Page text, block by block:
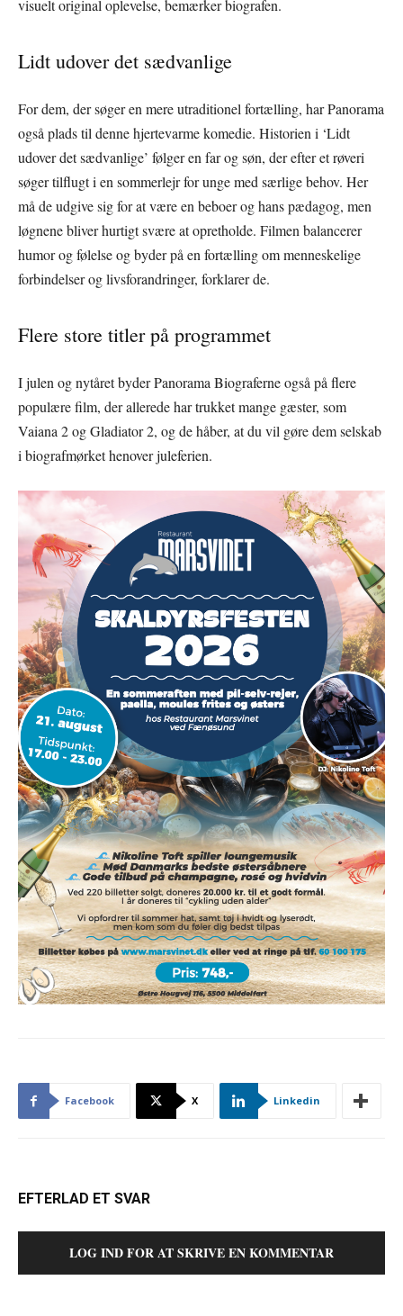
visuelt original oplevelse, bemærker biografen.
Lidt udover det sædvanlige
For dem, der søger en mere utraditionel fortælling, har Panorama
også plads til denne hjertevarme komedie. Historien i ‘Lidt
udover det sædvanlige’ følger en far og søn, der efter et røveri
søger tilflugt i en sommerlejr for unge med særlige behov. Her
må de udgive sig for at være en beboer og hans pædagog, men
løgnene bliver hurtigt svære at opretholde. Filmen balancerer
humor og følelse og byder på en fortælling om menneskelige
forbindelser og livsforandringer, forklarer de.
Flere store titler på programmet
I julen og nytåret byder Panorama Biograferne også på flere
populære film, der allerede har trukket mange gæster, som
Vaiana 2 og Gladiator 2, og de håber, at du vil gøre dem selskab
i biografmørket henover juleferien.
Facebook X Linkedin
EFTERLAD ET SVAR
LOG IND FOR AT SKRIVE EN KOMMENTAR